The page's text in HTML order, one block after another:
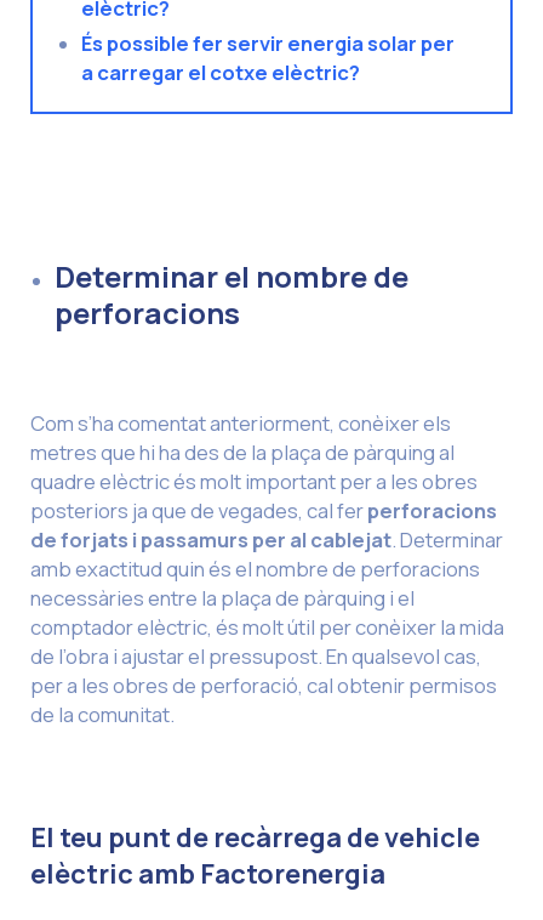
elèctric?
És possible fer servir energia solar per
a carregar el cotxe elèctric?
Determinar el nombre de
perforacions
Com s’ha comentat anteriorment, conèixer els
metres que hi ha des de la plaça de pàrquing al
quadre elèctric és molt important per a les obres
posteriors ja que de vegades, cal ferperforacions
de forjats i passamurs per al cablejat. Determinar
amb exactitud quin és el nombre de perforacions
necessàries entre la plaça de pàrquing i el
comptador elèctric, és molt útil per conèixer la mida
de l’obra i ajustar el pressupost. En qualsevol cas,
per a les obres de perforació, cal obtenir permisos
de la comunitat.
El teu punt de recàrrega de vehicle
elèctric amb Factorenergia